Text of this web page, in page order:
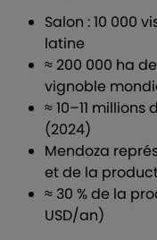
Salon : 10 000
latine
≈ 200 000 ha
vignoble
≈ 10–11
(2024)
Mendoza
et de la
≈ 30 % de la
USD/an)